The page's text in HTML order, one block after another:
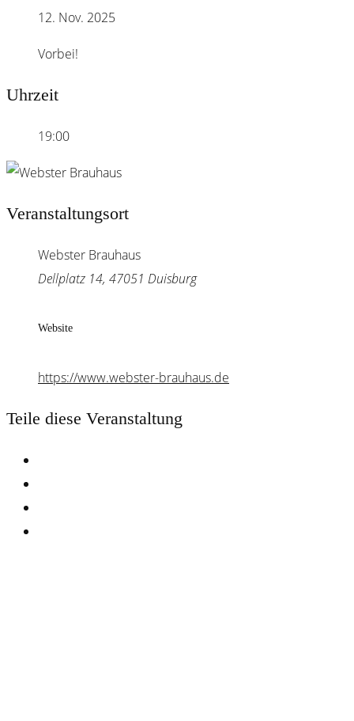
12. Nov. 2025
Vorbei!
Uhrzeit
19:00
Veranstaltungsort
Webster Brauhaus
Dellplatz 14, 47051 Duisburg
Website
https://www.webster-brauhaus.de
Teile diese Veranstaltung